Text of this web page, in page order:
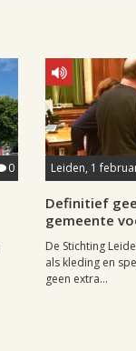
0 Leiden, 1
Definitief
gemeente
De Stichting
als kleding en
geen extra...